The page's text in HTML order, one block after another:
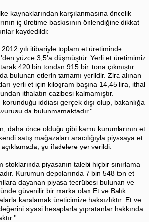
kaynaklarından karşılanmasına öncelik
iç üretime baskısının önlendiğine dikkat
kaydedildi:
yılı itibariyle toplam et üretiminde
yüzde 3,5'a düşmüştür. Yerli et üretimimiz
420 bin tondan 915 bin tona çıkmıştır.
bulunan etlerin tamamı yerlidir. Zira alınan
yerli et için kilogram başına 14,45 lira, ithal
ithalatın cazibesi kalmamıştır.
korunduğu iddiası gerçek dışı olup, bakanlığa
da bulunmamaktadır.''
daha önce olduğu gibi kamu kurumlarının et
satış mağazaları aracılığıyla piyasaya et
şu ifadelere yer verildi:
piyasanın talebi hiçbir sınırlama
Kurumun depolarında 7 bin 548 ton et
dayanan piyasa tecrübesi bulunan ve
güvenilir bir marka olan Et ve Balık
karalamak üreticimize haksızlıktır. Et ve
siyasi hesaplarla yıpratanlar hakkında